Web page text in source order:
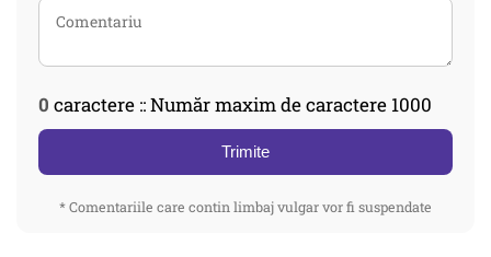
0 caractere :: Număr maxim de caractere 1000
Trimite
* Comentariile care contin limbaj vulgar vor fi suspendate